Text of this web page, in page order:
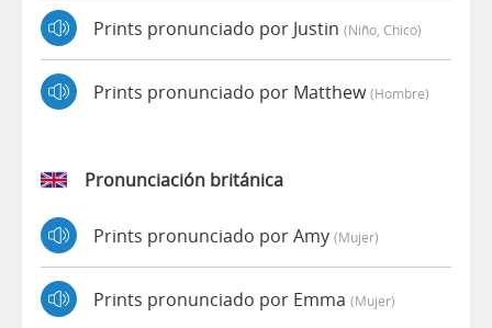
Prints pronunciado por Justin (niño, Chico)
Prints pronunciado por Matthew(hombre)
Pronunciación británica
Prints pronunciado por Amy (mujer)
Prints pronunciado por Emma (mujer)